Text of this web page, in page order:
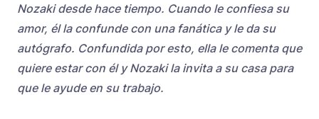
Nozaki desde hace tiempo. Cuando le confiesa su
amor, él la confunde con una fanática y le da su
autógrafo. Confundida por esto, ella le comenta que
quiere estar con él y Nozaki la invita a su casa para
que le ayude en su trabajo.